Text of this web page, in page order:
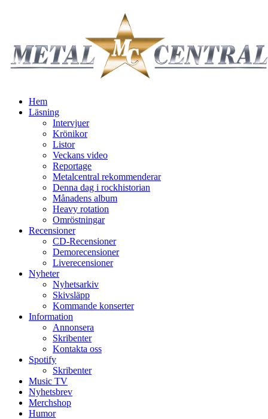
Hem
Läsning
Intervjuer
Krönikor
Listor
Veckans video
Reportage
Metalcentral rekommenderar
Denna dag i rockhistorian
Månadens album
Heavy rotation
Omröstningar
Recensioner
CD-Recensioner
Demorecensioner
Liverecensioner
Nyheter
Nyhetsarkiv
Skivsläpp
Kommande konserter
Information
Annonsera
Skribenter
Kontakta oss
Spotify
Skribenter
Music TV
Nyhetsbrev
Merchshop
Humor